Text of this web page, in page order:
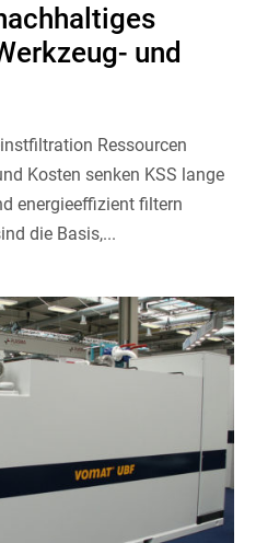
und
Ressourcen
Kosten senken KSS lange
energieeffizient filtern
die Basis,...